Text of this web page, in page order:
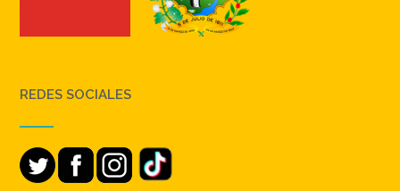
REDES SOCIALES